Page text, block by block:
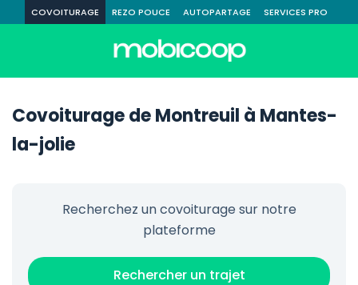
COVOITURAGE REZO POUCE AUTOPARTAGE SERVICES PRO
Covoiturage de Montreuil à Mantes-
la-jolie
Recherchez un covoiturage sur notre
plateforme
Rechercher un trajet